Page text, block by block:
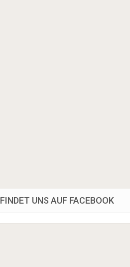
FINDET UNS AUF FACEBOOK